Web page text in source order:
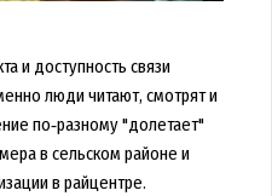
и доступность связи
люди читают, смотрят и
по‑разному "долетает"
в сельском районе и
в райцентре.